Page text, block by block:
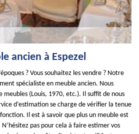
ancien à Espezel
? Vous souhaitez les vendre ? Notre
spécialiste en meuble ancien. Nous
meubles (Louis, 1970, etc.). Il suffit de nous
d’estimation se charge de vérifier la tenue
Il est à savoir que plus un meuble est
pas pour cela à faire estimer vos